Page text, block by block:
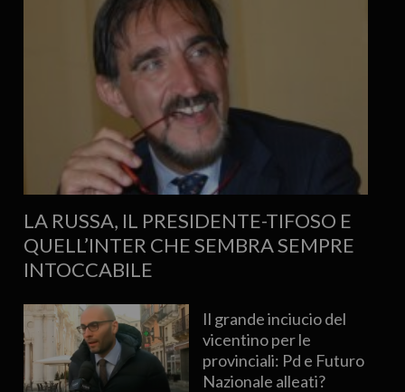
LA RUSSA, IL PRESIDENTE-TIFOSO E
QUELL’INTER CHE SEMBRA SEMPRE
INTOCCABILE
Il grande inciucio del
vicentino per le
provinciali: Pd e Futuro
Nazionale alleati?